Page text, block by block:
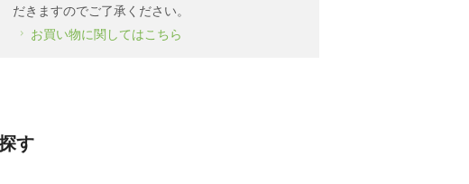
だきますのでご了承ください。
お買い物に関してはこちら
す